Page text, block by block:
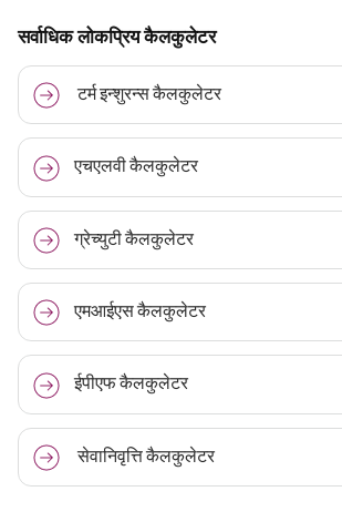
सर्वाधिक लोकप्रिय कैलकुलेटर
टर्म इन्शुरन्स कैलकुलेटर
एचएलवी कैलकुलेटर
ग्रेच्युटी कैलकुलेटर
एमआईएस कैलकुलेटर
ईपीएफ कैलकुलेटर
सेवानिवृत्ति कैलकुलेटर